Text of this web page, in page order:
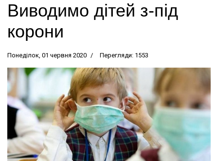
Виводимо дітей з-під
корони
Понеділок, 01 червня 2020 Перегляди: 1553